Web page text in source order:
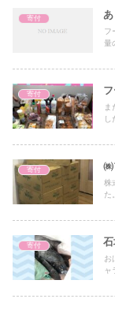
寄付
フ
量
寄付
ま
し
寄付
株
た
寄付
お
ャ